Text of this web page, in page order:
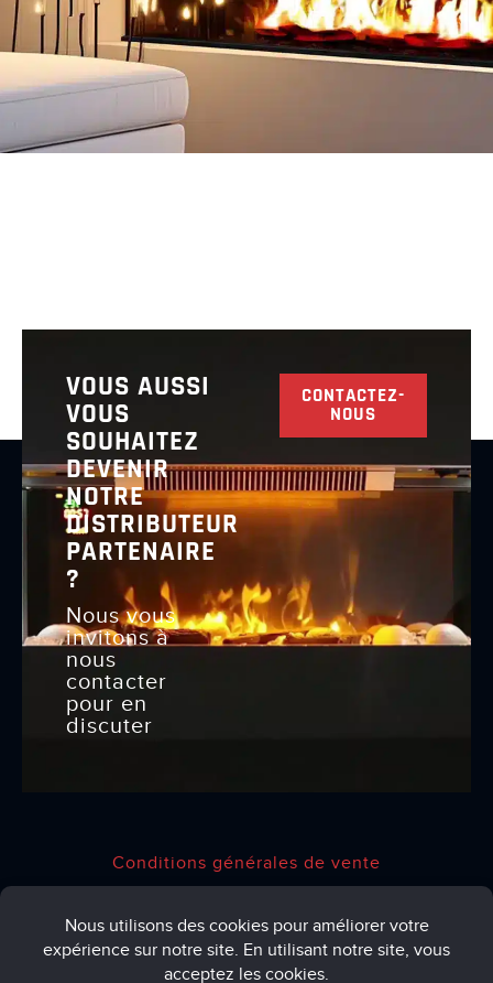
VOUS AUSSI
VOUS
SOUHAITEZ
DEVENIR
NOTRE
DISTRIBUTEUR
PARTENAIRE
?
Nous vous
invitons à
nous
contacter
pour en
discuter
CONTACTEZ-
NOUS
Conditions générales de vente
Politique de confidentialité Mentions légales
Procédure de modération des avis clients